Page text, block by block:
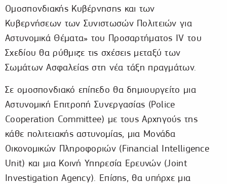
Ομοσπονδιακής Κυβέρνησης και των
Κυβερνήσεων των Συνιστωσών Πολιτειών για
Αστυνομικά Θέματα» του Προσαρτήματος IV του
Σχεδίου θα ρύθμιζε τις σχέσεις μεταξύ των
Σωμάτων Ασφαλείας στη νέα τάξη πραγμάτων.
Σε ομοσπονδιακό επίπεδο θα δημιουργείτο μια
Αστυνομική Επιτροπή Συνεργασίας (Police
Cooperation Committee) με τους Αρχηγούς της
κάθε πολιτειακής αστυνομίας, μια Μονάδα
Οικονομικών Πληροφοριών (Financial Intelligence
Unit) και μια Κοινή Υπηρεσία Ερευνών (Joint
Investigation Agency). Επίσης, θα υπήρχε μια